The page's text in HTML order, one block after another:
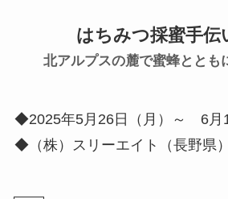
はちみつ採蜜手伝
北アルプスの麓で蜜蜂ととも
◆2025年5月26日（月）～ 6月1
◆（株）スリーエイト（長野県）